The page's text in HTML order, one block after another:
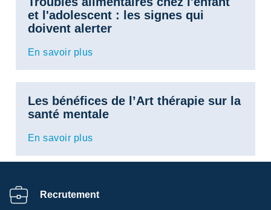
et l'adolescent : les signes qui
doivent alerter
En savoir plus
Les bénéfices de l’Art thérapie sur la
santé mentale
En savoir plus
Recrutement